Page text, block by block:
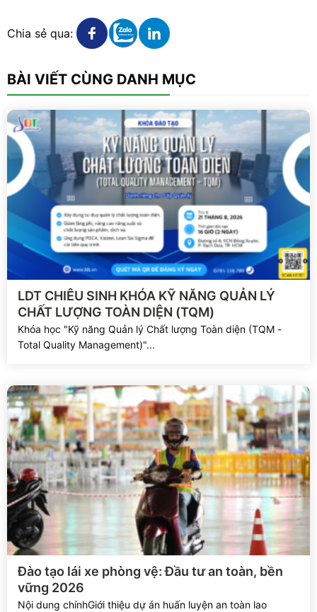
Chia sẻ qua: Xem chi tiết
Xem chi tiếtXem chi tiết
BÀI VIẾT CÙNG DANH MỤC
Xem chi tiết
LDT CHIÊU SINH KHÓA KỸ NĂNG QUẢN LÝ
CHẤT LƯỢNG TOÀN DIỆN (TQM)
Khóa học "Kỹ năng Quản lý Chất lượng Toàn diện (TQM -
Total Quality Management)"...
Xem chi tiết
Đào tạo lái xe phòng vệ: Đầu tư an toàn, bền
vững 2026
Nội dung chínhGiới thiệu dự án huấn luyện an toàn lao